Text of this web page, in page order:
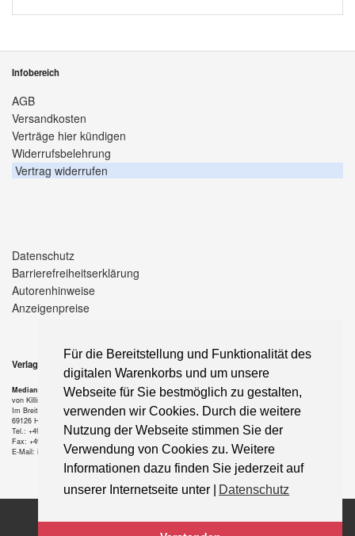
Für die Bereitstellung und Funktionalität des
digitalen Warenkorbs und um unsere
Webseite für Sie bestmöglich zu gestalten,
verwenden wir Cookies. Durch die weitere
Nutzung der Webseite stimmen Sie der
Verwendung von Cookies zu. Weitere
Informationen dazu finden Sie jederzeit auf
unserer Internetseite unter |
Datenschutz
Infobereich
AGB
Versandkosten
Verträge hier kündigen
Widerrufsbelehrung
Vertrag widerrufen
Datenschutz
Barrierefreiheitserklärung
Autorenhinweise
Anzeigenpreise
Verlag
Median-Verlag
von Killisch-Horn GmbH
Im Breitspiel 11 a
69126 Heidelberg
Tel.: +49-6221-90 509-0
Fax: +49-6221-90 509-20
E-Mail: info@median-verlag.de